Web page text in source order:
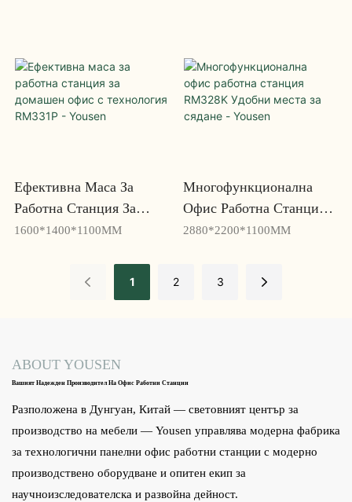
Ефективна Маса За
Работна Станция За
Домашен Офис С
1600*1400*1100MM
Многофункционална
Офис Работна Станция
RM328K Удобни Места
2880*2200*1100MM
1 2 3
ABOUT YOUSEN
Вашият Надежден Производител На Офис Работни Станции
Разположена в Дунгуан, Китай — световният център за
производство на мебели — Yousen управлява модерна фабрика
за технологични панелни офис работни станции с модерно
производствено оборудване и опитен екип за
научноизследователска и развойна дейност.